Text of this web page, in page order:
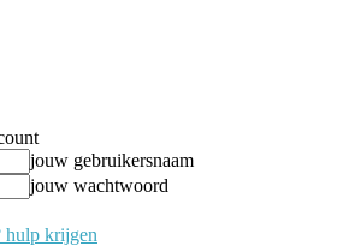
jouw gebruikersnaam
jouw wachtwoord
hulp krijgen